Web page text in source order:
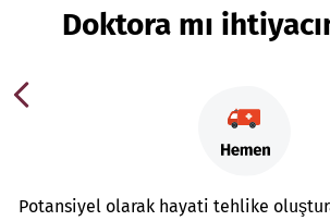
Doktora mı
Potansiyel olarak hayati tehlike